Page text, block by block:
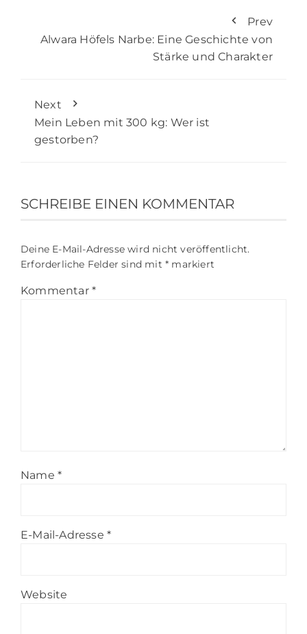
Prev
Alwara Höfels Narbe: Eine Geschichte von
Stärke und Charakter
Next
Mein Leben mit 300 kg: Wer ist
gestorben?
SCHREIBE EINEN KOMMENTAR
Deine E-Mail-Adresse wird nicht veröffentlicht.
Erforderliche Felder sind mit * markiert
Kommentar *
Name *
E-Mail-Adresse *
Website